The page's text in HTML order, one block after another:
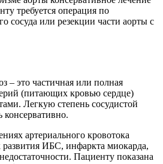
требуется операция по
сосуда или резекции части аорты с
– это частичная или полная
(питающих кровью сердце)
Легкую степень сосудистой
артериального кровотока
развития ИБС, инфаркта миокарда,
Пациенту показана